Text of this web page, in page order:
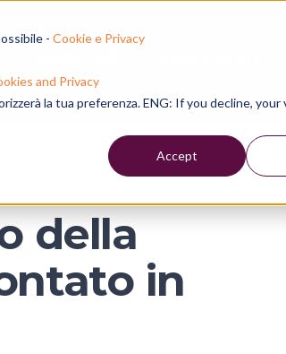
- Cookie e Privacy
and Privacy
la tua preferenza. ENG: If you decline, your
Accept
della
in